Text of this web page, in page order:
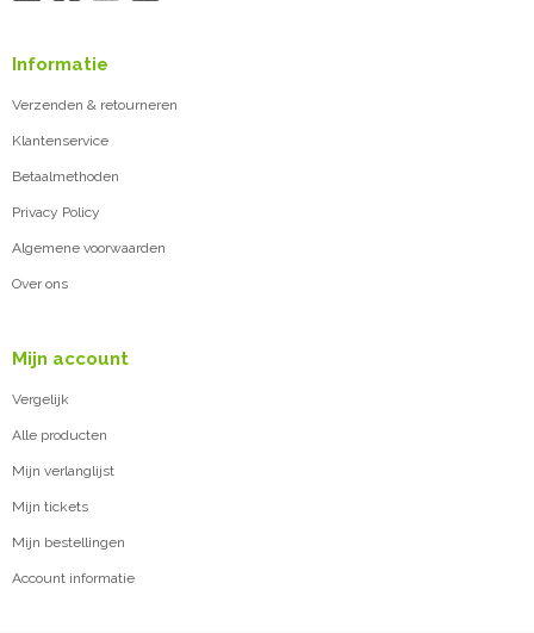
Informatie
Verzenden & retourneren
Klantenservice
Betaalmethoden
Privacy Policy
Algemene voorwaarden
Over ons
Mijn account
Vergelijk
Alle producten
Mijn verlanglijst
Mijn tickets
Mijn bestellingen
Account informatie